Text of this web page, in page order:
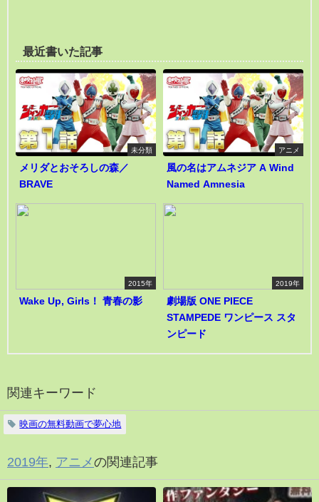
最近書いた記事
未分類
メリダとおそろしの森／
BRAVE
アニメ
風の名はアムネジア A Wind
Named Amnesia
2015年
Wake Up, Girls！ 青春の影
2019年
劇場版 ONE PIECE
STAMPEDE ワンピース スタ
ンピード
関連キーワード
映画の無料動画で夢心地
2019年, アニメの関連記事